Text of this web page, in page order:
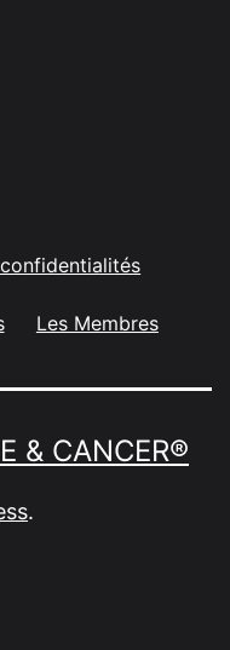
Les Membres
& CANCER®
.